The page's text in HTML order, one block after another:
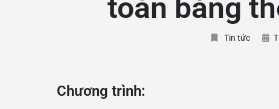
toán bằng
Tin tức
Chương trình: